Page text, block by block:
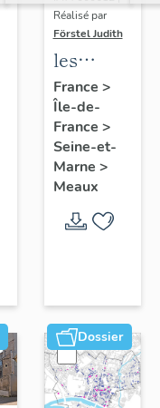
Réalisé par
Förstel Judith
les
maisons
et
immeubles
de
Meaux
France >
Île-de-
France >
Seine-et-
Marne >
Meaux
Dossier